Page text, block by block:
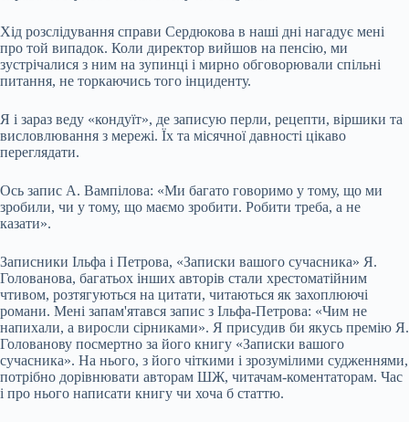
Хід розслідування справи Сердюкова в наші дні нагадує мені
про той випадок. Коли директор вийшов на пенсію, ми
зустрічалися з ним на зупинці і мирно обговорювали спільні
питання, не торкаючись того інциденту.
Я і зараз веду «кондуїт», де записую перли, рецепти, віршики та
висловлювання з мережі. Їх та місячної давності цікаво
переглядати.
Ось запис А. Вампілова: «Ми багато говоримо у тому, що ми
зробили, чи у тому, що маємо зробити. Робити треба, а не
казати».
Записники Ільфа і Петрова, «Записки вашого сучасника» Я.
Голованова, багатьох інших авторів стали хрестоматійним
чтивом, розтягуються на цитати, читаються як захоплюючі
романи. Мені запам'ятався запис з Ільфа-Петрова: «Чим не
напихали, а виросли сірниками». Я присудив би якусь премію Я.
Голованову посмертно за його книгу «Записки вашого
сучасника». На нього, з його чіткими і зрозумілими судженнями,
потрібно дорівнювати авторам ШЖ, читачам-коментаторам. Час
і про нього написати книгу чи хоча б статтю.